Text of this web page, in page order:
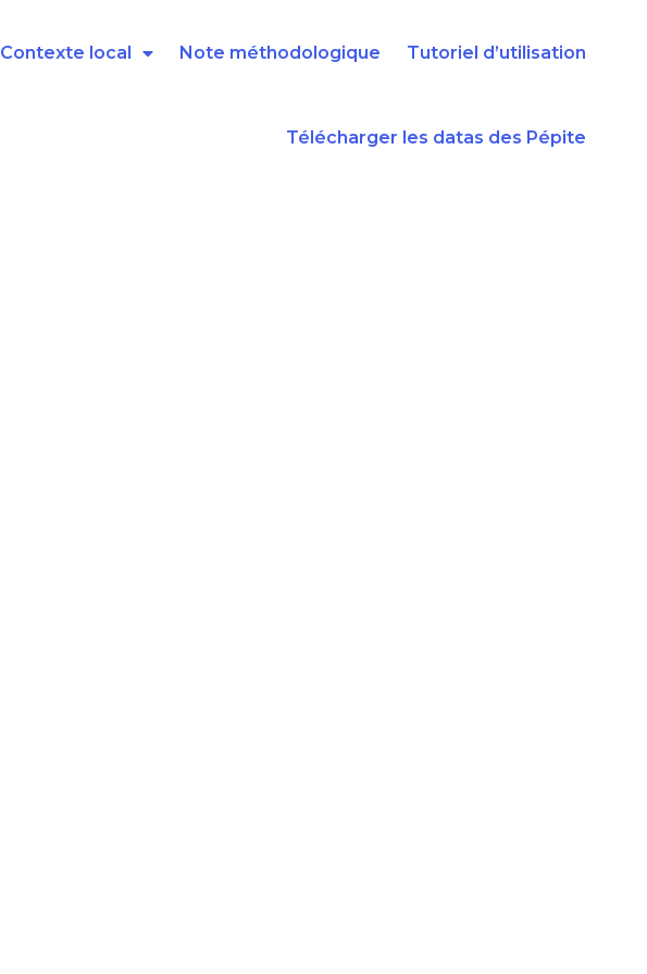
Contexte local Note méthodologique Tutoriel d’utilisation
Télécharger les datas des Pépite